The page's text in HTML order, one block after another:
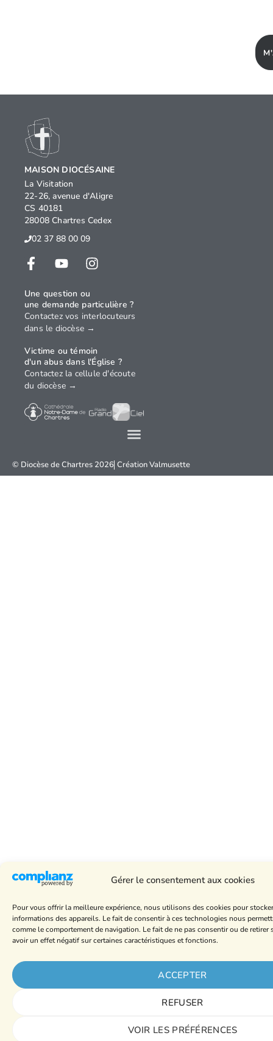
Gérer le consentement aux cookies
Pour vous offrir la meilleure expérience, nous utilisons des cookies pour
informations des appareils. Le fait de consentir à ces technologies nous
comme le comportement de navigation. Le fait de ne pas consentir ou de retirer
avoir un effet négatif sur certaines caractéristiques et fonctions.
ACCEPTER
REFUSER
VOIR LES PRÉFÉRENCES
© Diocèse de Chartres 2026 CréationValmusette
MAISON DIOCÉSAINE
La Visitation
22-26, avenue d'Aligre
CS 40181
28008 Chartres Cedex
02 37 88 00 09
Une question ou
une demande particulière ?
Contactez vos interlocuteurs
dans le diocèse →
Victime ou témoin
d'un abus dans l'Église ?
Contactez la cellule d'écoute
du diocèse →